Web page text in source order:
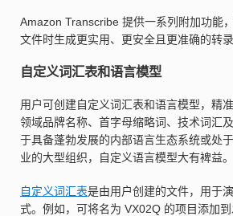
Amazon Transcribe 提供一系列附加功能
文件时生成更实用、更安全且更准确的转录
自定义词汇表和语言模型
用户可创建自定义词汇表和语言模型，精
领域品牌名称、首字母缩略词、技术词汇
于具备蓬勃发展的内部语言生态系统或处
业的大型组织，自定义语言模型大有裨益。
自定义词汇表是由用户创建的文件，用于
式。例如，可将名为 VX02Q 的项目添加